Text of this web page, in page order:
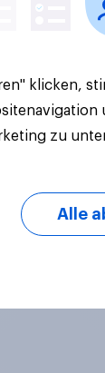
klicken,
zu
Alle